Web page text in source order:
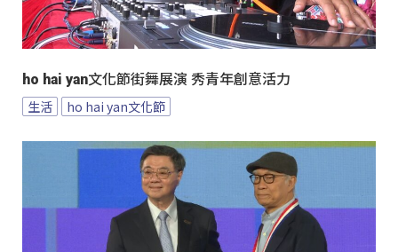
ho hai yan文化節街舞展演 秀青年創意活力
生活 ho hai yan文化節